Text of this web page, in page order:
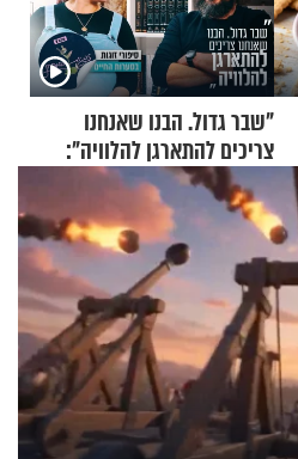
"שבר גדול. הבנו שאנחנו
צריכים להתארגן להלוויה":
זוגיות במבחן, הפעם עם מרים
וגד דנינו